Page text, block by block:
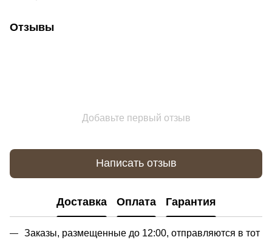
Отзывы
Добавьте первый отзыв
Написать отзыв
Доставка Оплата Гарантия
Заказы, размещенные до 12:00, отправляются в тот